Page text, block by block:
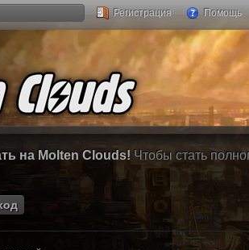
Помощь
Регистрация
на Molten Clouds! Чтобы стать